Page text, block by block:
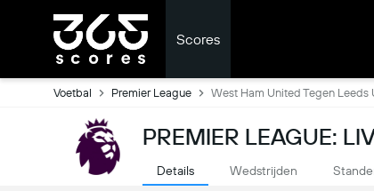
Scores
Voetbal Premier League West Ham United Tegen Leeds
PREMIER LEAGUE:
Details Wedstrijden